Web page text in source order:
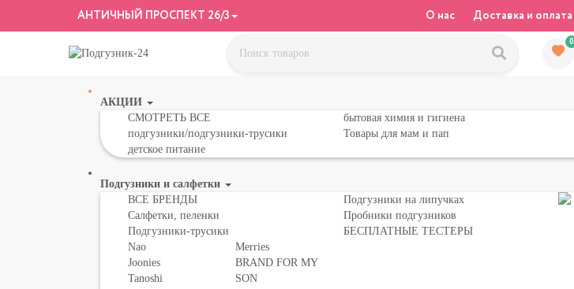
АНТИЧНЫЙ ПРОСПЕКТ 26/3 О нас Доставка и оплата
0
АКЦИИ
СМОТРЕТЬ ВСЕ
подгузники/подгузники-трусики
детское питание
бытовая химия и гигиена
Товары для мам и пап
Подгузники и салфетки
ВСЕ БРЕНДЫ
Салфетки, пеленки
Подгузники-трусики
Nao
Joonies
Tanoshi
Merries
BRAND FOR MY
SON
Подгузники на липучках
Пробники подгузников
БЕСПЛАТНЫЕ ТЕСТЕРЫ